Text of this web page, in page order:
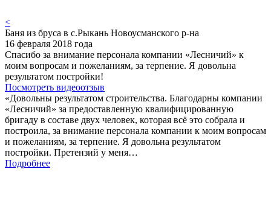
<
Баня из бруса в с.Рыкань Новоусманского р-на
16 февраля 2018 года
Спасибо за внимание персонала компании «Лесничий» к
моим вопросам и пожеланиям, за терпение. Я довольна
результатом постройки!
Посмотреть видеоотзыв
«Довольны результатом строительства. Благодарны компании
«Лесничий» за предоставленную квалифицированную
бригаду в составе двух человек, которая всё это собрала и
построила, за внимание персонала компании к моим вопросам
и пожеланиям, за терпение. Я довольна результатом
постройки. Претензий у меня…
Подробнее